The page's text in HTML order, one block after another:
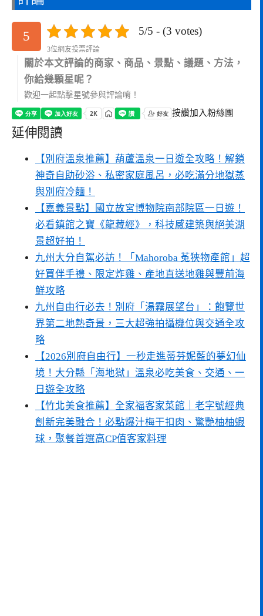
5 5/5 - (3 votes)
3位網友投票評論
關於本文評論的商家、商品、景點、議題、方法，
你給幾顆星呢？
歡迎一起點擊星號參與評論唷！
按讚加入粉絲團
延伸閱讀
【別府溫泉推薦】葫蘆溫泉一日遊全攻略！解鎖
神奇自助砂浴、私密家庭風呂，必吃滿分地獄蒸
與別府冷麵！
【嘉義景點】國立故宮博物院南部院區一日遊！
必看鎮館之寶《龍藏經》，科技感建築與絕美湖
景超好拍！
九州大分自駕必訪！「Mahoroba 菟狹物產館」超
好買伴手禮、限定炸雞、產地直送地雞與豐前海
鮮攻略
九州自由行必去！別府「湯霧展望台」：飽覽世
界第二地熱奇景，三大超強拍攝機位與交通全攻
略
【2026別府自由行】一秒走進蒂芬妮藍的夢幻仙
境！大分縣「海地獄」溫泉必吃美食、交通、一
日遊全攻略
【竹北美食推薦】全家福客家菜館｜老字號經典
創新完美融合！必點爆汁梅干扣肉、驚艷柚柚蝦
球，聚餐首選高CP值客家料理